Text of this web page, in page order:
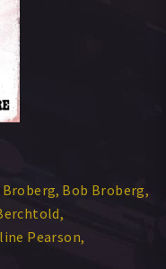
Broberg Bob Broberg
Pearson